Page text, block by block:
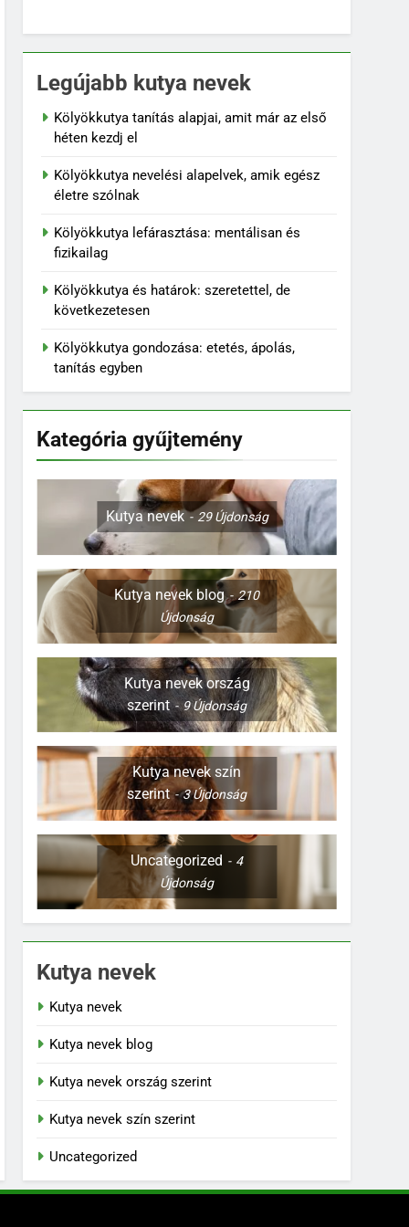
Legújabb kutya nevek
Kölyökkutya tanítás alapjai, amit már az első
héten kezdj el
Kölyökkutya nevelési alapelvek, amik egész
életre szólnak
Kölyökkutya lefárasztása: mentálisan és
fizikailag
Kölyökkutya és határok: szeretettel, de
következetesen
Kölyökkutya gondozása: etetés, ápolás,
tanítás egyben
Kategória gyűjtemény
Kutya nevek 29Újdonság
Kutya nevek blog
210
Újdonság
Kutya nevek ország
szerint
9Újdonság
Kutya nevek szín
szerint
3Újdonság
Uncategorized
4
Újdonság
Kutya nevek
Kutya nevek
Kutya nevek blog
Kutya nevek ország szerint
Kutya nevek szín szerint
Uncategorized